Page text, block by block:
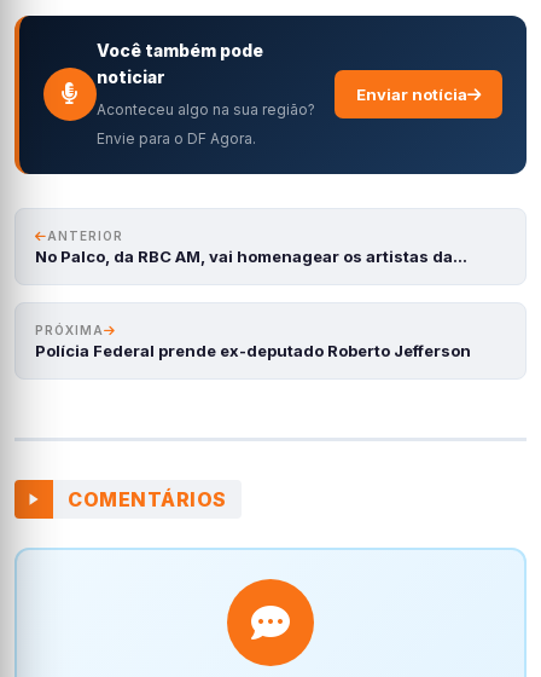
Você também pode
noticiar
Aconteceu algo na sua região?
Envie para o DF Agora.
Enviar notícia
ANTERIOR
No Palco, da RBC AM, vai homenagear os artistas da…
PRÓXIMA
Polícia Federal prende ex-deputado Roberto Jefferson
COMENTÁRIOS